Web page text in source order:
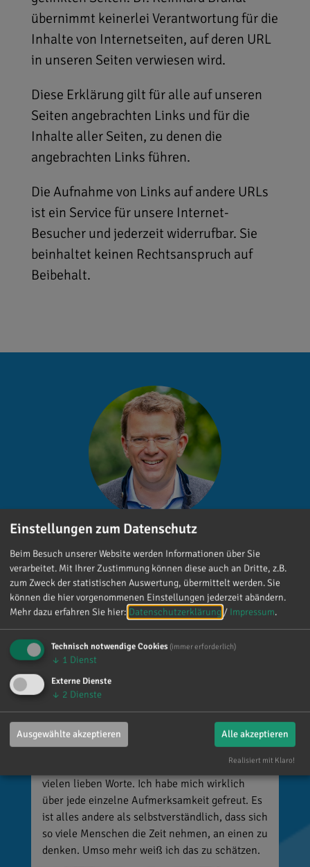
übernimmt keinerlei Verantwortung für die
Inhalte von Internetseiten, auf deren URL
in unseren Seiten verwiesen wird.
Diese Erklärung gilt für alle auf unseren
Seiten angebrachten Links und für die
Inhalte aller Seiten, zu denen die
angebrachten Links führen.
Die Aufnahme von Links auf andere URLs
ist ein Service für unsere Internet-
Besucher und jederzeit widerrufbar. Sie
beinhaltet keinen Rechtsanspruch auf
Beibehalt.
Dr. Reinhard Brandl
Gefällt mir
Reinhard Brandl
vor 2 Tagen
Mein meistgenutztes Wort am Samstag war:
„Danke!“ 😊 Vielen Dank für die zahlreichen
Glückwünsche, Nachrichten, Anrufe und die
vielen lieben Worte. Ich habe mich wirklich
über jede einzelne Aufmerksamkeit gefreut. Es
ist alles andere als selbstverständlich, dass sich
so viele Menschen die Zeit nehmen, an einen zu
denken. Umso mehr weiß ich das zu schätzen.
Einstellungen zum Datenschutz
Beim Besuch unserer Website werden Informationen über Sie
verarbeitet. Mit Ihrer Zustimmung können diese auch an Dritte, z.B.
zum Zweck der statistischen Auswertung, übermittelt werden. Sie
können die hier vorgenommenen Einstellungen jederzeit abändern.
Mehr dazu erfahren Sie hier: Datenschutzerklärung / Impressum.
Technisch notwendige Cookies (immer erforderlich)
↓ 1 Dienst
Externe Dienste
↓ 2 Dienste
Ausgewählte akzeptieren Alle akzeptieren
Realisiert mit Klaro!